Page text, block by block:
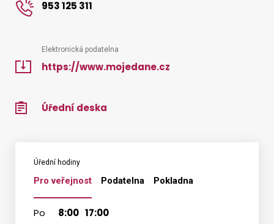
953 125 311
Elektronická podatelna
https://www.mojedane.cz
Úřední deska
Úřední hodiny
Pro veřejnost Podatelna Pokladna
Po 8:00 17:00